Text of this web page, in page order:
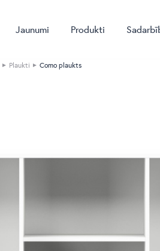
Jaunumi Produkti
Plaukti Como plaukts